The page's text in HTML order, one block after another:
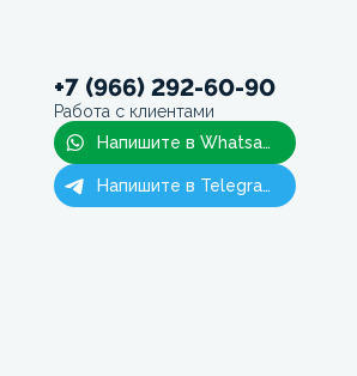
+7 (966) 292-60-90
Работа с клиентами
Напишите в Whatsapp
Напишите в Telegram